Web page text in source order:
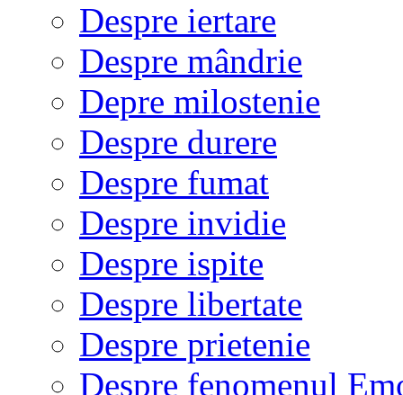
Despre iertare
Despre mândrie
Depre milostenie
Despre durere
Despre fumat
Despre invidie
Despre ispite
Despre libertate
Despre prietenie
Despre fenomenul